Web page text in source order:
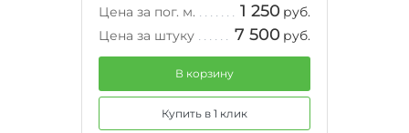
Цена за пог. м. 1 250 руб.
Цена за штуку
7 500 руб.
В корзину
Купить в 1 клик